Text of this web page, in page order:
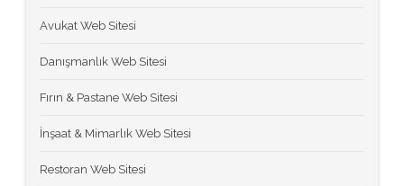
Avukat Web Sitesi
Danışmanlık Web Sitesi
Fırın & Pastane Web Sitesi
İnşaat & Mimarlık Web Sitesi
Restoran Web Sitesi